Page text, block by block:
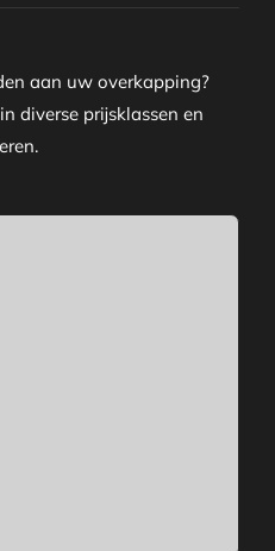
aan uw overkapping?
diverse prijsklassen en